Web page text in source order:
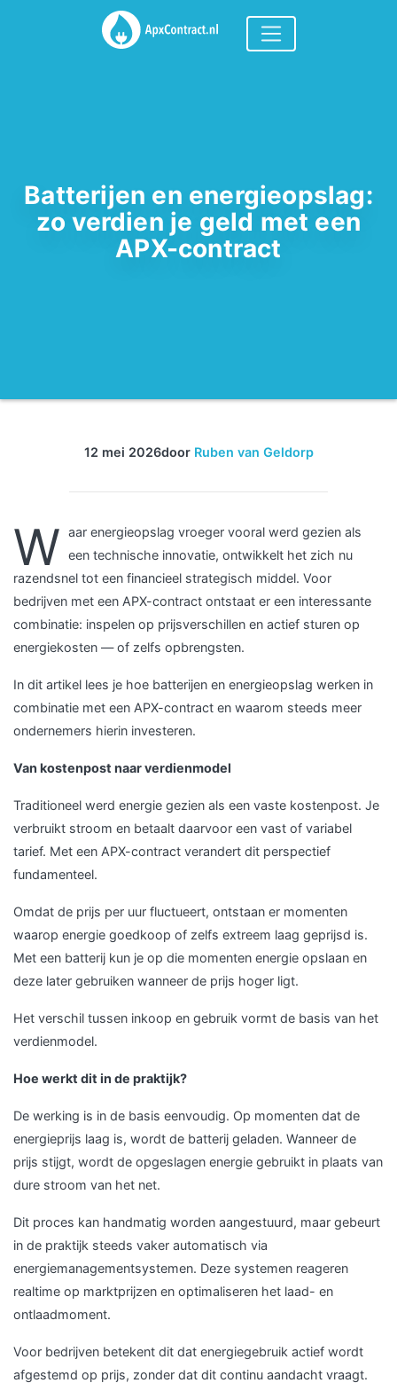
Batterijen en energieopslag:
zo verdien je geld met een
APX-contract
12 mei 2026door Ruben van Geldorp
W aar energieopslag vroeger vooral werd gezien als
een technische innovatie, ontwikkelt het zich nu
razendsnel tot een financieel strategisch middel. Voor
bedrijven met een APX-contract ontstaat er een interessante
combinatie: inspelen op prijsverschillen en actief sturen op
energiekosten — of zelfs opbrengsten.
In dit artikel lees je hoe batterijen en energieopslag werken in
combinatie met een APX-contract en waarom steeds meer
ondernemers hierin investeren.
Van kostenpost naar verdienmodel
Traditioneel werd energie gezien als een vaste kostenpost. Je
verbruikt stroom en betaalt daarvoor een vast of variabel
tarief. Met een APX-contract verandert dit perspectief
fundamenteel.
Omdat de prijs per uur fluctueert, ontstaan er momenten
waarop energie goedkoop of zelfs extreem laag geprijsd is.
Met een batterij kun je op die momenten energie opslaan en
deze later gebruiken wanneer de prijs hoger ligt.
Het verschil tussen inkoop en gebruik vormt de basis van het
verdienmodel.
Hoe werkt dit in de praktijk?
De werking is in de basis eenvoudig. Op momenten dat de
energieprijs laag is, wordt de batterij geladen. Wanneer de
prijs stijgt, wordt de opgeslagen energie gebruikt in plaats van
dure stroom van het net.
Dit proces kan handmatig worden aangestuurd, maar gebeurt
in de praktijk steeds vaker automatisch via
energiemanagementsystemen. Deze systemen reageren
realtime op marktprijzen en optimaliseren het laad- en
ontlaadmoment.
Voor bedrijven betekent dit dat energiegebruik actief wordt
afgestemd op prijs, zonder dat dit continu aandacht vraagt.